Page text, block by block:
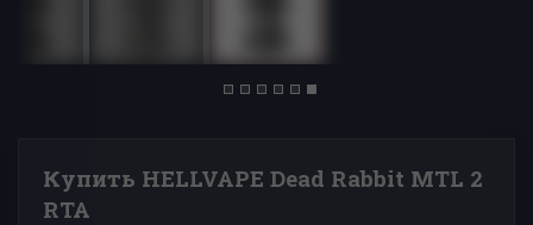
Купить HELLVAPE Dead Rabbit MTL 2
RTA